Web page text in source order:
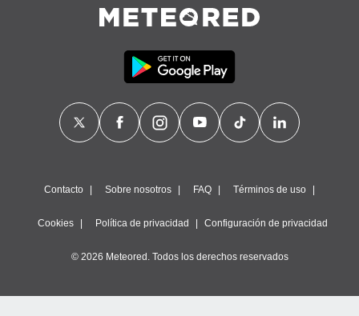
Contacto Sobre nosotros FAQ Términos de uso
Cookies Política de privacidad Configuración de privacidad
© 2026 Meteored. Todos los derechos reservados